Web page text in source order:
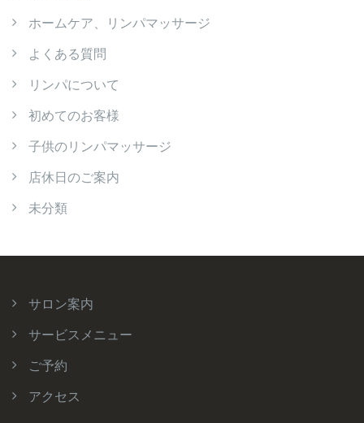
ホームケア、リンパマッサージ
よくある質問
リンパについて
初めてのお客様
子供のリンパマッサージ
店休日のご案内
未分類
サロン案内
サービスメニュー
ご予約
アクセス